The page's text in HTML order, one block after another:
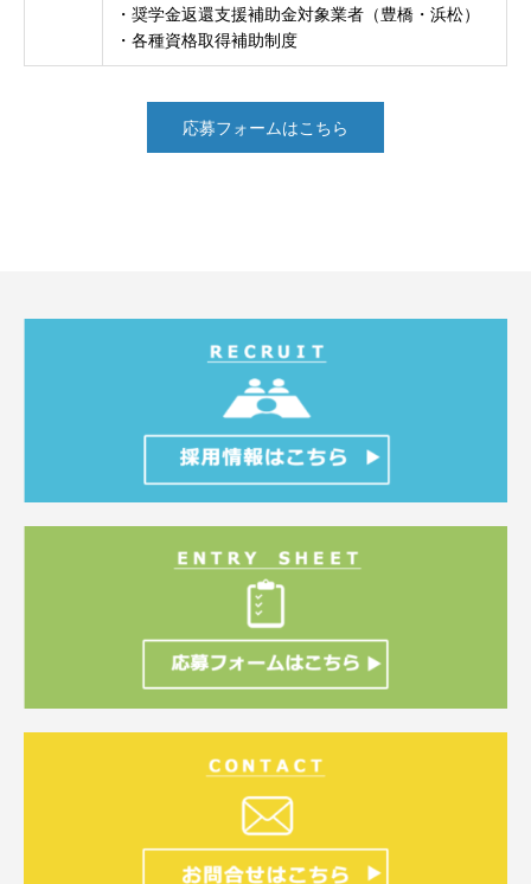
・奨学金返還支援補助金対象業者（豊橋・浜松）
・各種資格取得補助制度
応募フォームはこちら